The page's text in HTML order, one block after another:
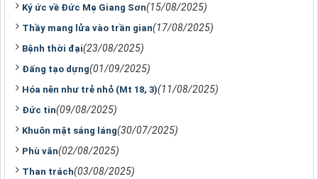
Ký ức về Đức Mẹ Giang Sơn(15/08/2025)
Thầy mang lửa vào trần gian(17/08/2025)
Bệnh thời đại(23/08/2025)
Đấng tạo dựng(01/09/2025)
Hóa nên như trẻ nhỏ (Mt 18, 3)(11/08/2025)
Đức tin(09/08/2025)
Khuôn mặt sáng láng(30/07/2025)
Phù vân(02/08/2025)
Than trách(03/08/2025)